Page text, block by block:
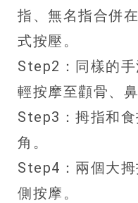
指、無名指合併
式按壓。
Step2：同樣的
輕按摩至顴骨、鼻
Step3：拇指和
角。
Step4：兩個大
側按摩。